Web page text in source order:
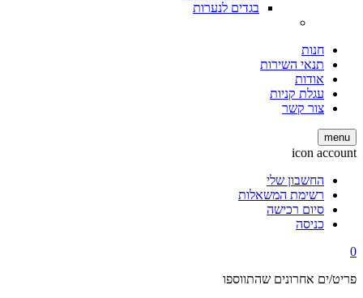
בגדים לנערות
חנות
תנאי השירות
אודות
עגלת קניות
צור קשר
menu
icon account
החשבון שלי
רשימת המשאלות
סיום רכישה
כניסה
0
פריט/ים אחרונים שהתווספו